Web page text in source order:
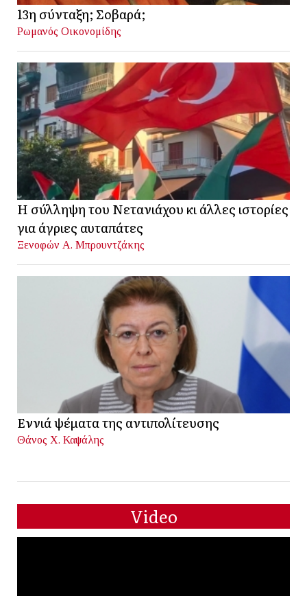
13η σύνταξη; Σοβαρά;
Ρωμανός Οικονομίδης
Η σύλληψη του Νετανιάχου κι άλλες ιστορίες
για άγριες αυταπάτες
Ξενοφών Α. Μπρουντζάκης
Εννιά ψέματα της αντιπολίτευσης
Θάνος Χ. Καψάλης
Video